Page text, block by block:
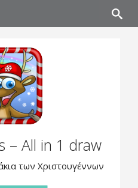
– All in 1 draw
των Χριστουγέννων